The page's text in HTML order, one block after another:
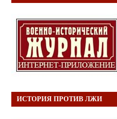
ИСТОРИЯ ПРОТИВ ЛЖИ